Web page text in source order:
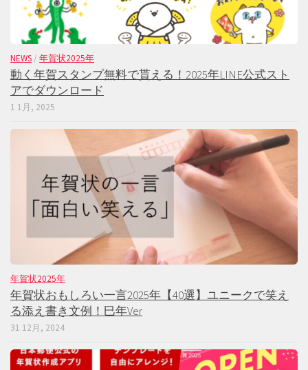
NEWS / 年賀状2025年
動く年賀スタンプ無料で貰える！2025年LINE公式スト
アでダウンロード
1 1月, 2025
年賀状2025年
年賀状おもしろい一言2025年【40選】ユニークで笑え
る添え書き文例！巳年Ver
31 12月, 2024